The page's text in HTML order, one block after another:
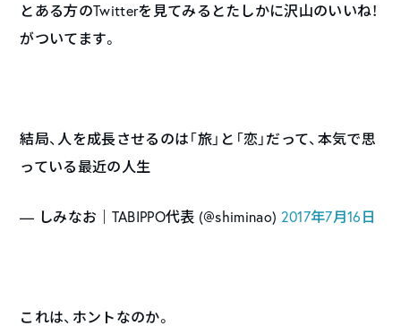
とある方のTwitterを見てみるとたしかに沢山のいいね！
がついてます。
結局、人を成長させるのは「旅」と「恋」だって、本気で思
っている最近の人生
— しみなお｜TABIPPO代表 (@shiminao) 2017年7月16日
これは、ホントなのか。